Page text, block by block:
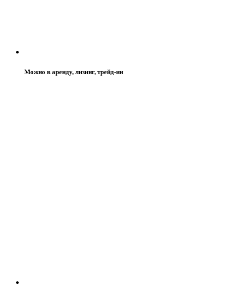
Можно в аренду, лизинг, трейд-ин